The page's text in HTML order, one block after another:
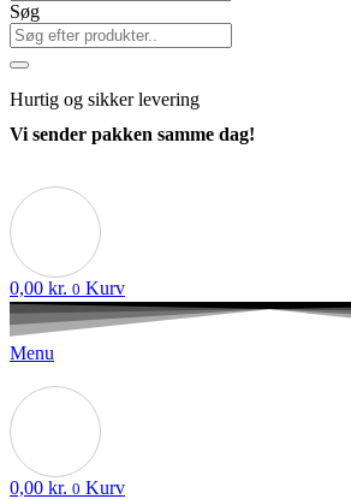
Søg
Hurtig og sikker levering
Vi sender pakken samme dag!
0,00 kr. 0 Kurv
Menu
0,00 kr. 0 Kurv